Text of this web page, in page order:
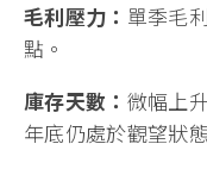
毛利壓力： 單季毛
點。
庫存天數： 微幅上
年底仍處於觀望狀